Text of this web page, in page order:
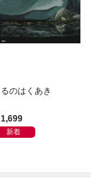
のはくあき
1,699
新着